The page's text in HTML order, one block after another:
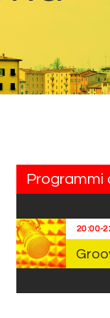
Programmi
20:00-